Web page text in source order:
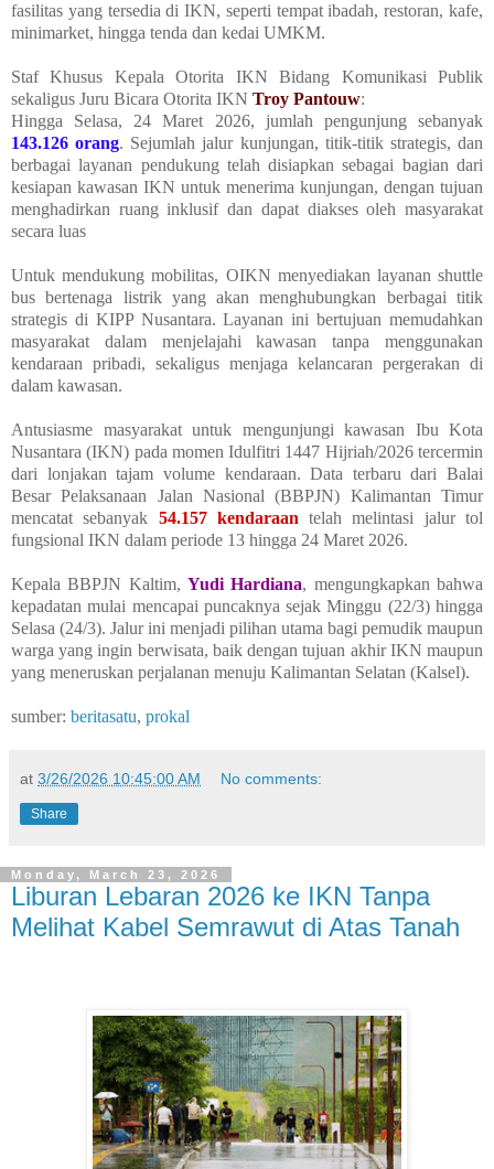
fasilitas yang tersedia di IKN, seperti tempat ibadah, restoran, kafe,
minimarket, hingga tenda dan kedai UMKM.
Staf Khusus Kepala Otorita IKN Bidang Komunikasi Publik
sekaligus Juru Bicara Otorita IKN Troy Pantouw:
Hingga Selasa, 24 Maret 2026, jumlah pengunjung sebanyak
143.126 orang. Sejumlah jalur kunjungan, titik-titik strategis, dan
berbagai layanan pendukung telah disiapkan sebagai bagian dari
kesiapan kawasan IKN untuk menerima kunjungan, dengan tujuan
menghadirkan ruang inklusif dan dapat diakses oleh masyarakat
secara luas
Untuk mendukung mobilitas, OIKN menyediakan layanan shuttle
bus bertenaga listrik yang akan menghubungkan berbagai titik
strategis di KIPP Nusantara. Layanan ini bertujuan memudahkan
masyarakat dalam menjelajahi kawasan tanpa menggunakan
kendaraan pribadi, sekaligus menjaga kelancaran pergerakan di
dalam kawasan.
Antusiasme masyarakat untuk mengunjungi kawasan Ibu Kota
Nusantara (IKN) pada momen Idulfitri 1447 Hijriah/2026 tercermin
dari lonjakan tajam volume kendaraan. Data terbaru dari Balai
Besar Pelaksanaan Jalan Nasional (BBPJN) Kalimantan Timur
mencatat sebanyak 54.157 kendaraantelah melintasi jalur tol
fungsional IKN dalam periode 13 hingga 24 Maret 2026.
Kepala BBPJN Kaltim, Yudi Hardiana, mengungkapkan bahwa
kepadatan mulai mencapai puncaknya sejak Minggu (22/3) hingga
Selasa (24/3). Jalur ini menjadi pilihan utama bagi pemudik maupun
warga yang ingin berwisata, baik dengan tujuan akhir IKN maupun
yang meneruskan perjalanan menuju Kalimantan Selatan (Kalsel).
sumber: beritasatu, prokal
at 3/26/2026 10:45:00 AM No comments:
Share
Monday, March 23, 2026
Liburan Lebaran 2026 ke IKN Tanpa
Melihat Kabel Semrawut di Atas Tanah